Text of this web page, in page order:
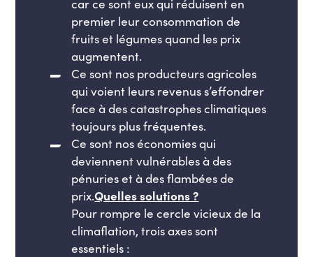
premier leur consommation de
fruits et légumes quand les prix
augmentent.
Ce sont nos producteurs agricoles
qui voient leurs revenus s’effondrer
face à des catastrophes climatiques
toujours plus fréquentes.
Ce sont nos économies qui
deviennent vulnérables à des
pénuries et à des flambées de
prix.Quelles solutions ?
Pour rompre le cercle vicieux de la
climaflation, trois axes sont
essentiels :